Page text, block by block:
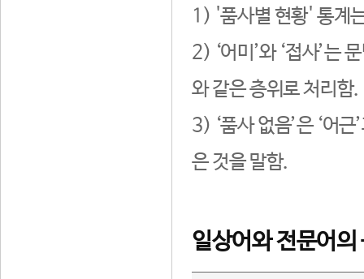
1) '품사별 현황' 통계
2) ‘어미’와 ‘접사’는
와 같은 층위로 처리함.
3) ‘품사 없음’은 ‘어
은 것을 말함.
일상어와 전문어의